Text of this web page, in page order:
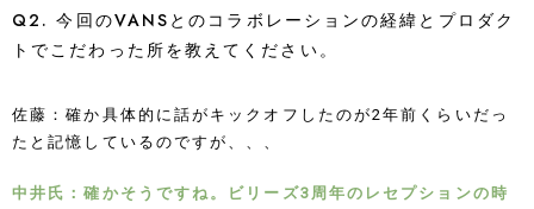
Q2. 今回のVANSとのコラボレーションの経緯とプロダク
トでこだわった所を教えてください。
佐藤：確か具体的に話がキックオフしたのが2年前くらいだっ
たと記憶しているのですが、、、
中井氏：確かそうですね。ビリーズ3周年のレセプションの時